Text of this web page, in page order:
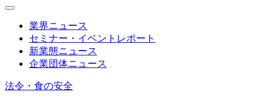
業界ニュース
セミナー・イベントレポート
新業態ニュース
企業団体ニュース
法令・食の安全